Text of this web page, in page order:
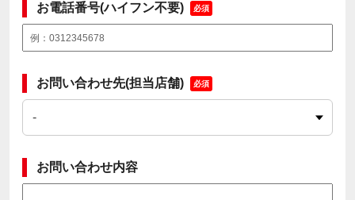
お電話番号(ハイフン不要) 必須
お問い合わせ先(担当店舗) 必須
お問い合わせ内容